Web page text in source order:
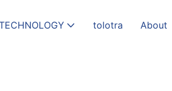
tolotra About